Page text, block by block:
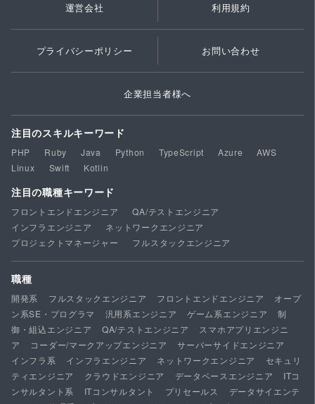
運営会社 利用規約
プライバシーポリシー お問い合わせ
企業担当者様へ
注目のスキルキーワード
PHP Ruby Java Python TypeScript Azure
AWS
Linux
Swift Kotlin
注目の職種キーワード
フロントエンドエンジニア
QA/テストエンジニア
インフラエンジニア
ネットワークエンジニア
プロジェクトマネージャー
フルスタックエンジニア
職種
開発系 フルスタックエンジニア フロントエンドエンジニア
オープ
ン系SE・プログラマ
汎用系エンジニア ゲーム系エンジニア
制
御・組込エンジニア
QA/テストエンジニア
スマホアプリエンジニ
ア
コーダー/マークアップエンジニア
サーバーサイドエンジニア
インフラ系
インフラエンジニア ネットワークエンジニア
セキュリ
ティエンジニア
クラウドエンジニア データベースエンジニア
ITコ
ンサルタント系
ITコンサルタント プリセールス
データサイエンテ